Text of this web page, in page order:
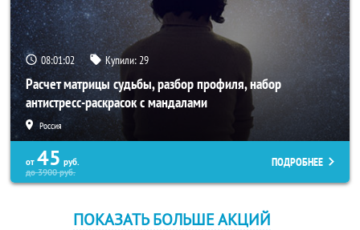
08:01:00 Купили:29
Расчет матрицы судьбы, разбор профиля, набор
антистресс-раскрасок с мандалами
Россия
от 45 руб.
до3900руб.
ПОДРОБНЕЕ
ПОКАЗАТЬ БОЛЬШЕ АКЦИЙ